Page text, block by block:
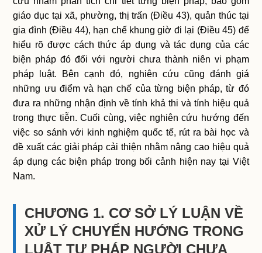
giáo dục tại xã, phường, thị trấn (Điều 43), quản thúc tại
gia đình (Điều 44), hạn chế khung giờ đi lại (Điều 45) để
hiểu rõ được cách thức áp dụng và tác dụng của các
biện pháp đó đối với người chưa thành niên vi phạm
pháp luật. Bên cạnh đó, nghiên cứu cũng đánh giá
những ưu điểm và hạn chế của từng biện pháp, từ đó
đưa ra những nhận định về tính khả thi và tính hiệu quả
trong thực tiễn. Cuối cùng, việc nghiên cứu hướng đến
việc so sánh với kinh nghiệm quốc tế, rút ra bài học và
đề xuất các giải pháp cải thiện nhằm nâng cao hiệu quả
áp dụng các biện pháp trong bối cảnh hiện nay tại Việt
Nam.
CHƯƠNG 1. CƠ SỞ LÝ LUẬN VỀ
XỬ LÝ CHUYỂN HƯỚNG TRONG
LUẬT TƯ PHÁP NGƯỜI CHƯA